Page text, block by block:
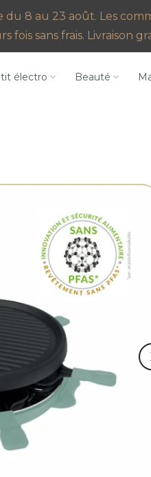
du 8 au 23 août. Les
fois sans frais. Livraison
électro Beauté